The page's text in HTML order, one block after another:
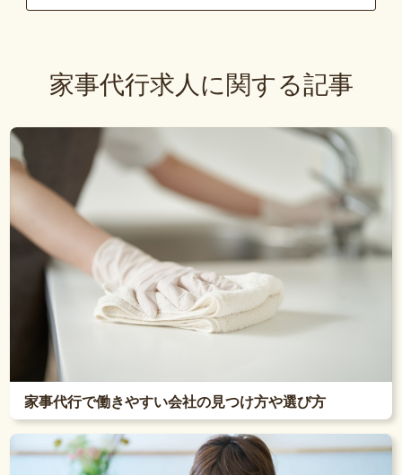
家事代行求人に関する記事
家事代行で働きやすい会社の見つけ方や選び方